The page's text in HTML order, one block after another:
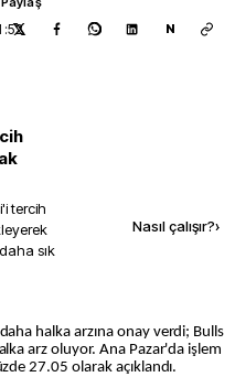
N
'i tercih
sık
Nasıl çalışır?›
arz oluyor. Ana Pazar'da işlem
27.05 olarak açıklandı.